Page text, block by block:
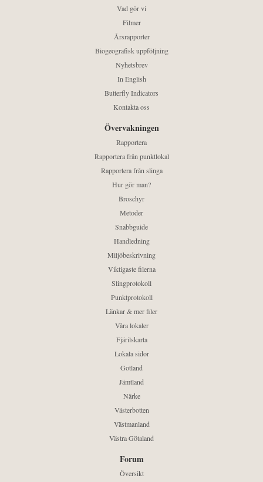
Vad gör vi
Filmer
Årsrapporter
Biogeografisk uppföljning
Nyhetsbrev
In English
Butterfly Indicators
Kontakta oss
Övervakningen
Rapportera
Rapportera från punktlokal
Rapportera från slinga
Hur gör man?
Broschyr
Metoder
Snabbguide
Handledning
Miljöbeskrivning
Viktigaste filerna
Slingprotokoll
Punktprotokoll
Länkar & mer filer
Våra lokaler
Fjärilskarta
Lokala sidor
Gotland
Jämtland
Närke
Västerbotten
Västmanland
Västra Götaland
Forum
Översikt